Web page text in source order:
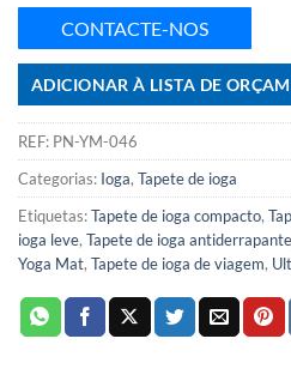
CONTACTE-NOS
ADICIONAR À LISTA DE
REF: PN-YM-046
Categorias: Ioga, Tapete de ioga
Etiquetas:Tapete de ioga compacto,
ioga leve, Tapete de ioga antiderrapante
Yoga Mat, Tapete de ioga de viagem,